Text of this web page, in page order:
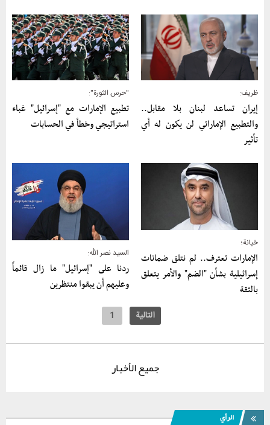
ظريف:
إيران تساعد لبنان بلا مقابل..
والتطبيع الإماراتي لن يكون له أي
تأثير
"حرس الثورة":
تطبيع الإمارات مع "إسرائيل" غباء
استراتيجي وخطأ في الحسابات
خيانة؛
الإمارات تعترف.. لم نتلق ضمانات
إسرائيلية بشأن "الضم" والأمر يتعلق
بالثقة
السيد نصر الله:
ردنا على "إسرائيل" ما زال قائماً
وعليهم أن يبقوا منتظرين
التالیة 1
جمیع الأخبار
الرأي